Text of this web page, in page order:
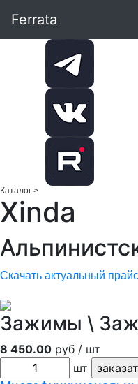
Ferrata
Каталог >
Xinda
Скачать актуальный
Зажимы \
8 450.00 руб / шт
шт